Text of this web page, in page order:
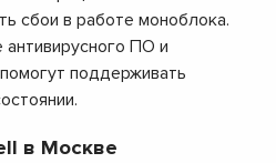
сбои в работе моноблока.
ПО и
поддерживать
в Москве